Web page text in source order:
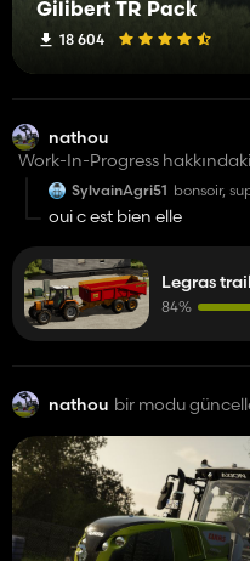
Gilibert TR Pack
18 604
nathou
Work-In-Progress
SylvainAgri51 bonsoir,
oui c est bien elle
Legras
84%
nathou bir modu